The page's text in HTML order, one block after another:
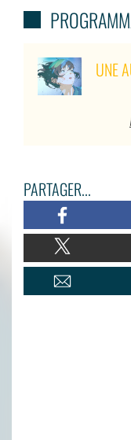
UNE
PARTAGER...